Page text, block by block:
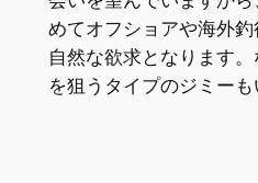
めてオフショアや海外
自然な欲求となります
を狙うタイプのジミーも